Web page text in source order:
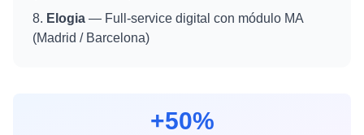
Elogia — Full-service digital con módulo MA
(Madrid / Barcelona)
+50%